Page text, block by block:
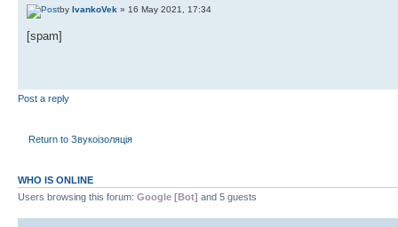
by IvankoVek » 16 May 2021, 17:34
[spam]
Post a reply
Return to Звукоізоляція
WHO IS ONLINE
Users browsing this forum: Google [Bot] and 5 guests